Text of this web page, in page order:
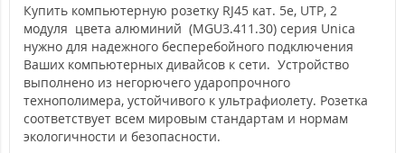
Купить компьютерную розетку RJ45 кат. 5е, UTP, 2
модуля цвета алюминий (MGU3.411.30) серия Unica
нужно для надежного бесперебойного подключения
Ваших компьютерных дивайсов к сети. Устройство
выполнено из негорючего ударопрочного
технополимера, устойчивого к ультрафиолету. Розетка
соответствует всем мировым стандартам и нормам
экологичности и безопасности.